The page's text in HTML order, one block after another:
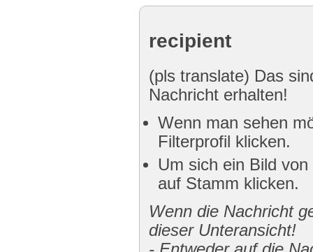
recipient
(pls translate) Das
Nachricht erhalten!
Wenn man sehen
Filterprofil klicken.
Um sich ein Bild
auf Stamm klicken.
Wenn die Nachricht
dieser Unteransicht!